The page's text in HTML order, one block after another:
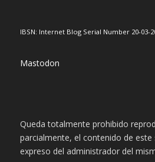
IBSN: Internet Blog Serial Number 20-03-
Mastodon
Queda totalmente prohibido
parcialmente, el contenido de
expreso del administrador del